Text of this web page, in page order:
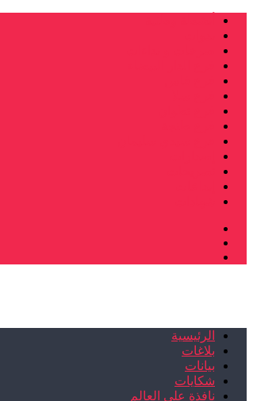
الرئيسية
بلاغات
بيانات
شكايات
نافذة على العالم